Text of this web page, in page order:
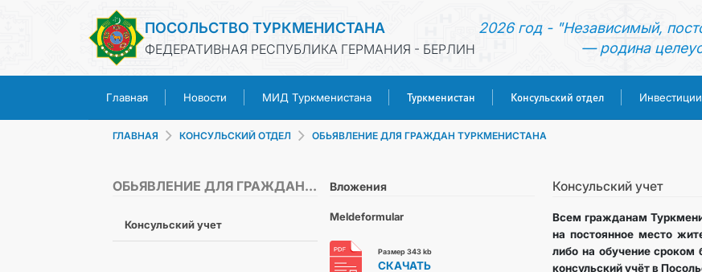
ПОСОЛЬСТВО ТУРКМЕНИСТАНА
ФЕДЕРАТИВНАЯ РЕСПУБЛИКА ГЕРМАНИЯ - БЕРЛИН
2026 год - "Независимый,
— родина
Главная Новости МИД Туркменистана Туркменистан Консульский отдел
ГЛАВНАЯ
НОВОСТИ
МИД ТУРКМЕНИСТАНА
ГЛАВНАЯ КОНСУЛЬСКИЙ ОТДЕЛ ОБЬЯВЛЕНИЕ ДЛЯ ГРАЖДАН ТУРКМЕНИСТАНА
ОБЬЯВЛЕНИЕ ДЛЯ ГРАЖДАН ТУРКМЕНИСТАНА
Консульский учет
Консульский учет
Всем гражданам
на постоянное место
либо на обучение сроком
консульский учёт в
Вложения
Meldeformular
Размер 343 kb
СКАЧАТЬ